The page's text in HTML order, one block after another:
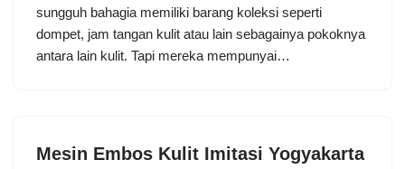
sungguh bahagia memiliki barang koleksi seperti
dompet, jam tangan kulit atau lain sebagainya pokoknya
antara lain kulit. Tapi mereka mempunyai…
Mesin Embos Kulit Imitasi Yogyakarta